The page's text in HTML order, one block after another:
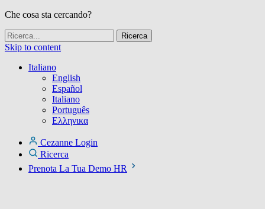
Che cosa sta cercando?
Skip to content
Italiano
English
Español
Italiano
Português
Ελληνικα
Cezanne Login
Ricerca
Prenota La Tua Demo HR